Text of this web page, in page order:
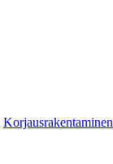
Korjausrakentaminen